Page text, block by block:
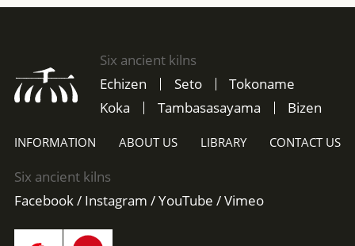
Six ancient kilns
Echizen
Seto
Tokoname
Koka
Tambasasayama Bizen
INFORMATION ABOUT US LIBRARY CONTACT US
Six ancient kilns
Facebook
Instagram YouTube Vimeo